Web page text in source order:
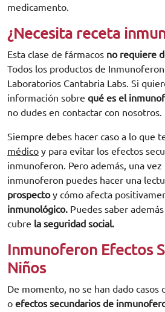
medicamento.
¿Necesita receta
Esta clase de fármacos no requiere
Todos los productos de
Laboratorios Cantabria Labs. Si
información sobre qué es el
no dudes en contactar con nosotros.
Siempre debes hacer caso a lo que
médico y para evitar los efectos
inmunoferon. Pero además, una vez
inmunoferon puedes hacer una
prospectoy cómo afecta
inmunológico. Puedes saber
cubre la seguridad social.
Inmunoferon Efectos
Niños
De momento, no se han dado casos
o efectos secundarios de